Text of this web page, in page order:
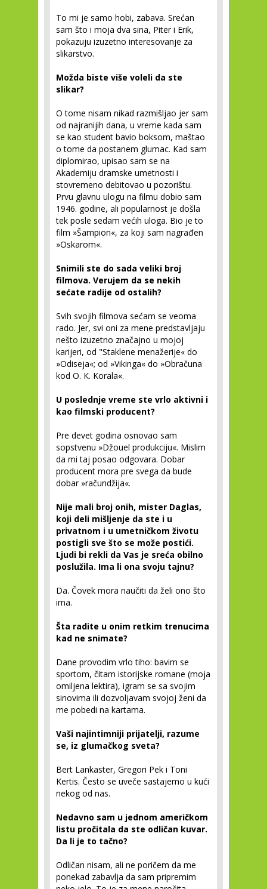
To mi je samo hobi, zabava. Srećan
sam što i moja dva sina, Piter i Erik,
pokazuju izuzetno interesovanje za
slikarstvo.
Možda biste više voleli da ste
slikar?
O tome nisam nikad razmišljao jer sam
od najranijih dana, u vreme kada sam
se kao student bavio boksom, maštao
o tome da postanem glumac. Kad sam
diplomirao, upisao sam se na
Akademiju dramske umetnosti i
stovremeno debitovao u pozorištu.
Prvu glavnu ulogu na filmu dobio sam
1946. godine, ali popularnost je došla
tek posle sedam većih uloga. Bio je to
film »Šampion«, za koji sam nagrađen
»Oskarom«.
Snimili ste do sada veliki broj
filmova. Verujem da se nekih
sećate radije od ostalih?
Svih svojih filmova sećam se veoma
rado. Jer, svi oni za mene predstavljaju
nešto izuzetno značajno u mojoj
karijeri, od "Staklene menažerije« do
»Odiseja«; od »Vikinga« do »Obračuna
kod O. К. Korala«.
U poslednje vreme ste vrlo aktivni i
kao filmski producent?
Pre devet godina osnovao sam
sopstvenu »Džouel produkciju«. Mislim
da mi taj posao odgovara. Dobar
producent mora pre svega da bude
dobar »račundžija«.
Nije mali broj onih, mister Daglas,
koji deli mišljenje da ste i u
privatnom i u umetničkom životu
postigli sve što se može postići.
Ljudi bi rekli da Vas je sreća obilno
poslužila. Ima li ona svoju tajnu?
Da. Čovek mora naučiti da želi ono što
ima.
Šta radite u onim retkim trenucima
kad ne snimate?
Dane provodim vrlo tiho: bavim se
sportom, čitam istorijske romane (moja
omiljena lektira), igram se sa svojim
sinovima ili dozvoljavam svojoj ženi da
me pobedi na kartama.
Vaši najintimniji prijatelji, razume
se, iz glumačkog sveta?
Bert Lankaster, Gregori Pek i Toni
Kertis. Često se uveče sastajemo u kući
nekog od nas.
Nedavno sam u jednom američkom
listu pročitala da ste odličan kuvar.
Da li je to tačno?
Odličan nisam, ali ne poričem da me
ponekad zabavlja da sam pripremim